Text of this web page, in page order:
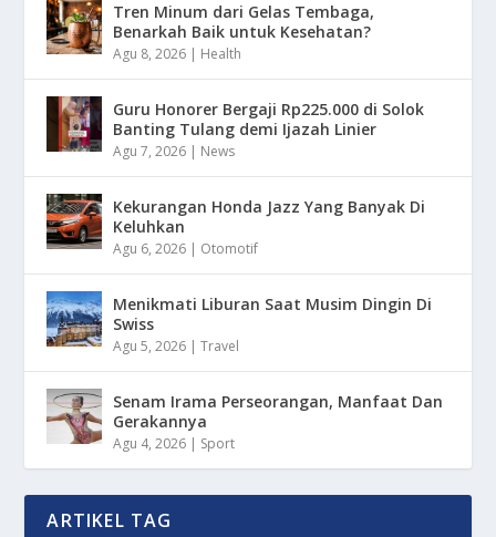
Tren Minum dari Gelas Tembaga,
Benarkah Baik untuk Kesehatan?
Agu 8, 2026 Health
Guru Honorer Bergaji Rp225.000 di Solok
Banting Tulang demi Ijazah Linier
Agu 7, 2026 News
Kekurangan Honda Jazz Yang Banyak Di
Keluhkan
Agu 6, 2026 Otomotif
Menikmati Liburan Saat Musim Dingin Di
Swiss
Agu 5, 2026 |Travel
Senam Irama Perseorangan, Manfaat Dan
Gerakannya
Agu 4, 2026 Sport
ARTIKEL TAG